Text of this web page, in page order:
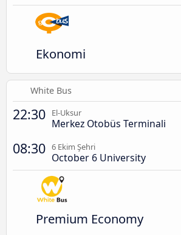
Ekonomi
White Bus
22:30 El-Uksur
Merkez Otobüs Terminali
08:30 6 Ekim Şehri
October 6 University
Premium Economy